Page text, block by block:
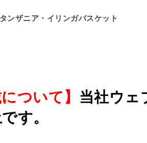
タンザニア・イリンガバスケット
ついて】 当社ウェ
す。